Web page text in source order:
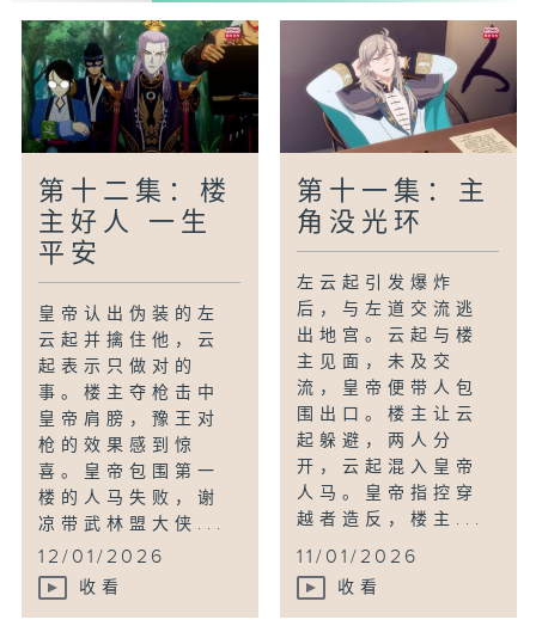
第十二集：楼
主好人 一生
平安
皇帝认出伪装的左
云起并擒住他，云
起表示只做对的
事。楼主夺枪击中
皇帝肩膀，豫王对
枪的效果感到惊
喜。皇帝包围第一
楼的人马失败，谢
凉带武林盟大侠...
12/01/2026
收看
第十一集：主
角没光环
左云起引发爆炸
后，与左道交流逃
出地宫。云起与楼
主见面，未及交
流，皇帝便带人包
围出口。楼主让云
起躲避，两人分
开，云起混入皇帝
人马。皇帝指控穿
越者造反，楼主...
11/01/2026
收看